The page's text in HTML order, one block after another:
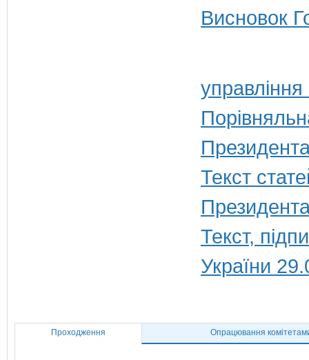
Висновок
Текст
Текст,
України
Проходження Опрацювання